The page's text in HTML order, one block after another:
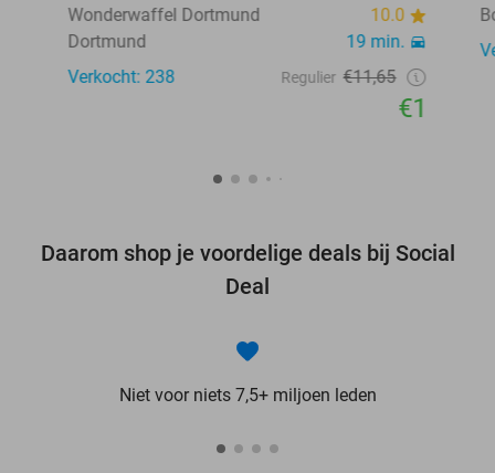
Wonderwaffel Dortmund
10.0
Dortmund
19 min.
Verkocht: 238
Regulier €11,65
€1
Daarom shop je voordelige deals bij Social
Deal
Niet voor niets 7,5+ miljoen leden